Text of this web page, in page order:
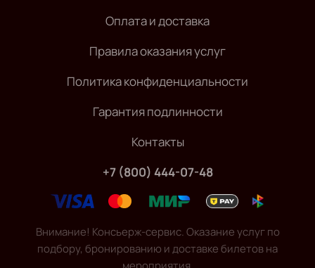
Оплата и доставка
Правила оказания услуг
Политика конфиденциальности
Гарантия подлинности
Контакты
+7 (800) 444-07-48
Внимание! Консьерж-сервис. Оказание услуг по
подбору, бронированию и доставке билетов на